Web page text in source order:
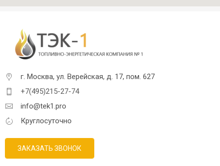
г. Москва, ул. Верейская, д. 17, пом. 627
+7(495)215-27-74
info@tek1.pro
Круглосуточно
ЗАКАЗАТЬ ЗВОНОК